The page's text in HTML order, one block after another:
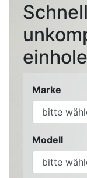
Marke
Modell